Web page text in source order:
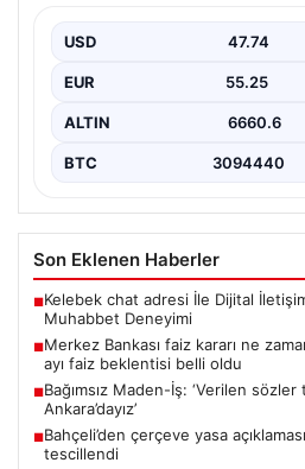
USD 47.74
EUR 55.25
ALTIN 6660.6
BTC 3094440
Son Eklenen Haberler
■Kelebek chat adresi İle Dijital
Muhabbet Deneyimi
■Merkez Bankası faiz kararı ne
ayı faiz beklentisi belli oldu
■Bağımsız Maden-İş: ‘Verilen
Ankara’dayız’
■Bahçeli’den çerçeve yasa
tescillendi